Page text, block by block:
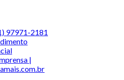
97971-2181
|